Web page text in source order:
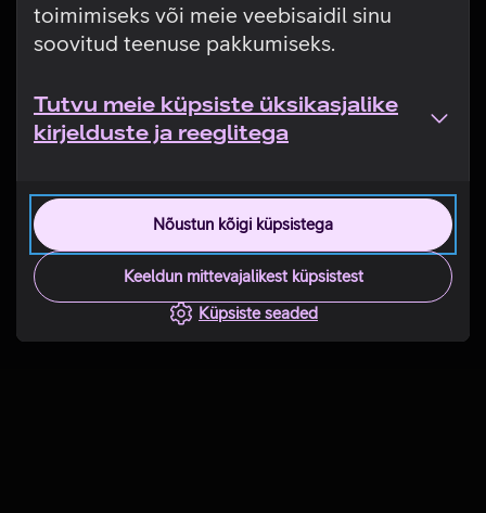
toimimiseks või meie veebisaidil sinu
soovitud teenuse pakkumiseks.
Tutvu meie küpsiste üksikasjalike
kirjelduste ja reeglitega
Nõustun kõigi küpsistega
Keeldun mittevajalikest küpsistest
Küpsiste seaded